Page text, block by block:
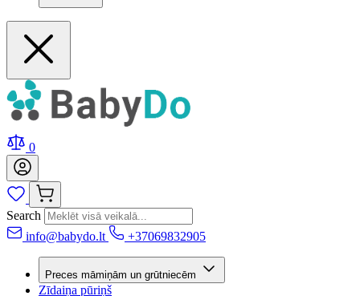
0
Search
info@babydo.lt
+37069832905
Preces māmiņām un grūtniecēm
Zīdaiņa pūriņš